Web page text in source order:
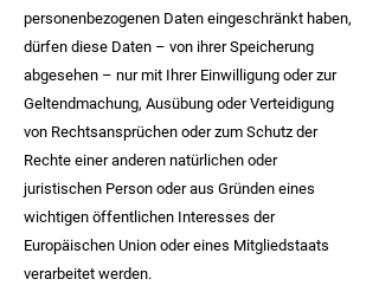
personenbezogenen Daten eingeschränkt haben,
dürfen diese Daten – von ihrer Speicherung
abgesehen – nur mit Ihrer Einwilligung oder zur
Geltendmachung, Ausübung oder Verteidigung
von Rechtsansprüchen oder zum Schutz der
Rechte einer anderen natürlichen oder
juristischen Person oder aus Gründen eines
wichtigen öffentlichen Interesses der
Europäischen Union oder eines Mitgliedstaats
verarbeitet werden.